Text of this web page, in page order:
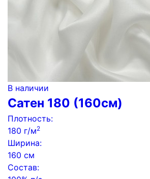
В наличии
Сатен 180 (160см)
Плотность:
180 г/м2
Ширина:
160 см
Состав: